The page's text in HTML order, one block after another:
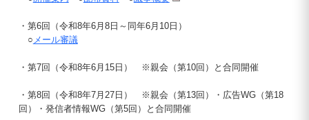
・第6回（令和8年6月8日～同年6月10日）
○ メール審議
・第7回（令和8年6月15日） ※親会（第10回）と合同開催
・第8回（令和8年7月27日） ※親会（第13回）・広告WG（第18
回）・発信者情報WG（第5回）と合同開催